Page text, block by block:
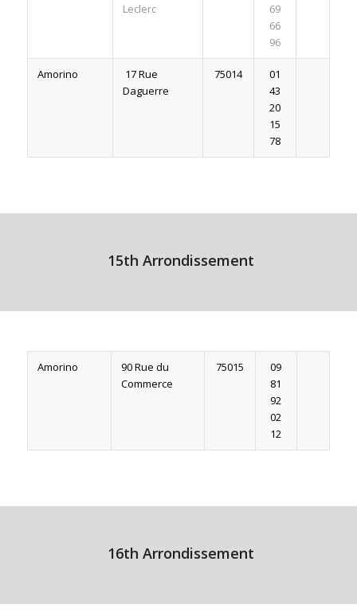
Leclerc
69
66
96
Amorino
17 Rue
Daguerre
75014
01
43
20
15
78
15th Arrondissement
Amorino
90 Rue du
Commerce
75015
09
81
92
02
12
16th Arrondissement